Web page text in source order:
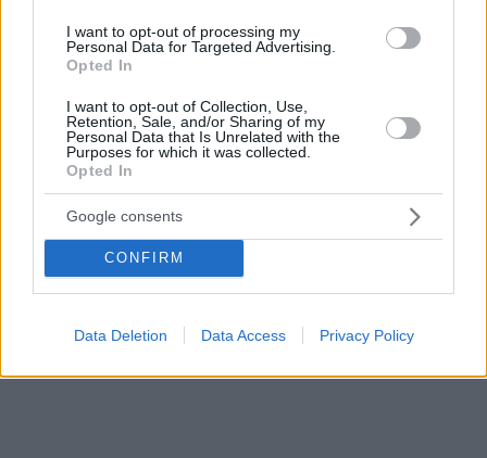
I want to opt-out of processing my
Personal Data for Targeted Advertising.
Opted In
I want to opt-out of Collection, Use,
Retention, Sale, and/or Sharing of my
Personal Data that Is Unrelated with the
Purposes for which it was collected.
Opted In
Google consents
CONFIRM
Data Deletion Data Access Privacy Policy
Βίντεο: Η φοβερή ντρίμπλα αλά.. Ρονάλντο της Μπριάνα
Η πιο εντυπωσιακή ντρίμπλα της χρονιάς δεν ανήκει
ούτε στον Λιονέλ Μέσι ούτε στον Κριστιάνο
Ρονάλντο, αλλά στην Μπριάνα Άλγκερ που κατάφερε
χωρίς να ακουμπήσει καθόλου την μπάλα
18.10.2019, 18:10 1